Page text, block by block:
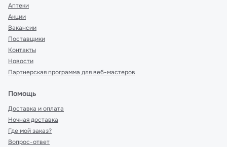
Аптеки
Акции
Вакансии
Поставщики
Контакты
Новости
Партнерская программа для веб-мастеров
Помощь
Доставка и оплата
Ночная доставка
Где мой заказ?
Вопрос-ответ